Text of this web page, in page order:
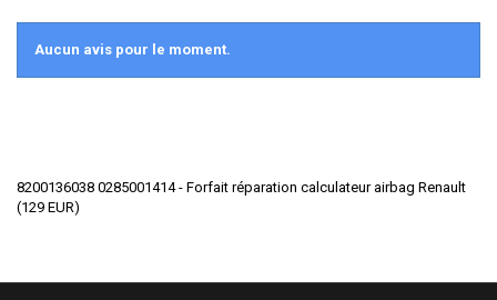
Aucun avis pour le moment.
8200136038 0285001414 - Forfait réparation calculateur airbag Renault
(129 EUR)